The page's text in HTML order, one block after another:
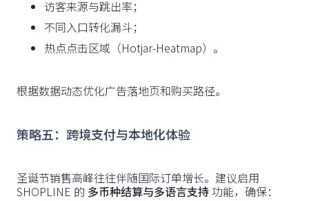
访客来源与跳出率；
不同入口转化漏斗；
热点点击区域（Hotjar-Heatmap）。
根据数据动态优化广告落地页和购买路径。
策略五：跨境支付与本地化体验
圣诞节销售高峰往往伴随国际订单增长。建议启用
SHOPLINE 的 多币种结算与多语言支持功能，确保：